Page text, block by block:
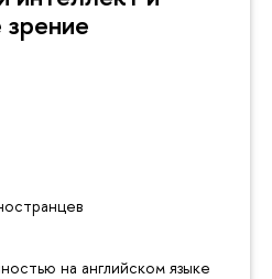
на английском языке